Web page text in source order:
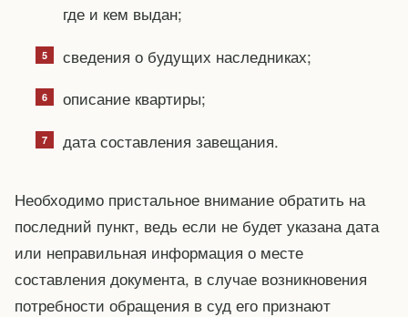
где и кем выдан;
сведения о будущих наследниках;
описание квартиры;
дата составления завещания.
Необходимо пристальное внимание обратить на
последний пункт, ведь если не будет указана дата
или неправильная информация о месте
составления документа, в случае возникновения
потребности обращения в суд его признают